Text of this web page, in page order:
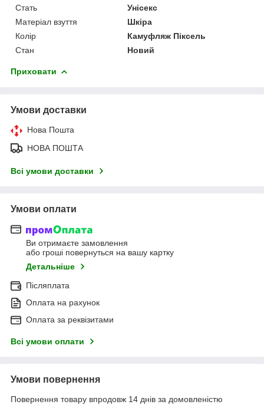
Стать
Унісекс
Матеріал взуття
Шкіра
Колір
Камуфляж Піксель
Стан
Новий
Приховати
Умови доставки
Нова Пошта
НОВА ПОШТА
Всі умови доставки
Умови оплати
Ви отримаєте замовлення
або гроші повернуться на вашу картку
Детальніше
Післяплата
Оплата на рахунок
Оплата за реквізитами
Всі умови оплати
Умови повернення
Повернення товару впродовж 14 днів за домовленістю